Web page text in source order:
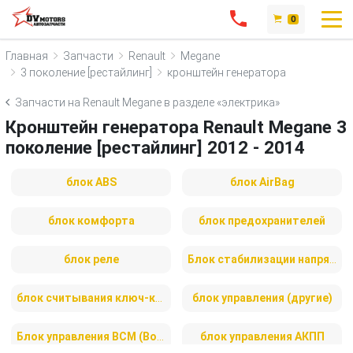
0
Главная Запчасти Renault
Megane
3 поколение [рестайлинг]
кронштейн генератора
Запчасти на Renault Megane в разделе «электрика»
Кронштейн генератора Renault Megane 3
поколение [рестайлинг] 2012 - 2014
блок ABS блок AirBag
блок комфорта блок предохранителей
блок реле
блок управления (другие)
блок управления АКПП